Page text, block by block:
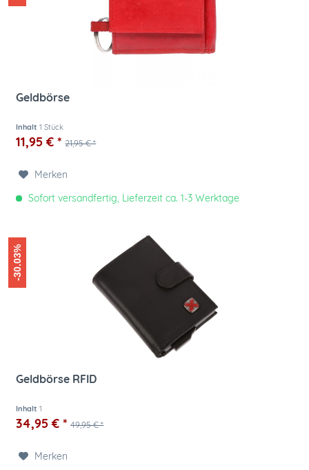
Geldbörse
Inhalt1 Stück
11,95 € * 21,95 € *
Merken
Sofort versandfertig, Lieferzeit ca. 1-3 Werktage
-30.03%
Geldbörse RFID
Inhalt1
34,95 € * 49,95 € *
Merken